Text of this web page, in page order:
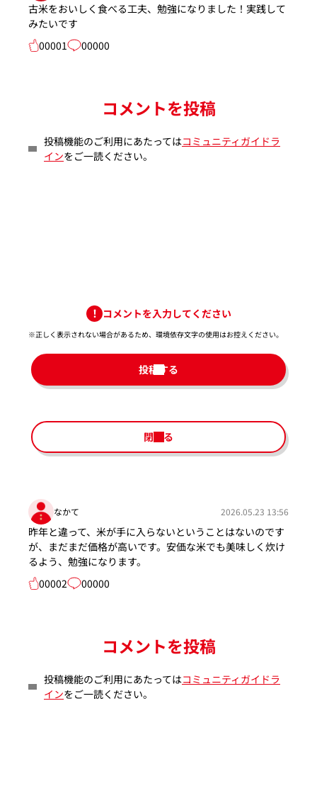
古米をおいしく食べる工夫、勉強になりました！実践して
みたいです
00001
00000
コメントを投稿
投稿機能のご利用にあたってはコミュニティガイドラ
インをご一読ください。
コメントを入力してください
※正しく表示されない場合があるため、環境依存文字の使用はお控えください。​
投稿する
閉じる
なかて 2026.05.23 13:56
昨年と違って、米が手に入らないということはないのです
が、まだまだ価格が高いです。安価な米でも美味しく炊け
るよう、勉強になります。
00002
00000
コメントを投稿
投稿機能のご利用にあたってはコミュニティガイドラ
インをご一読ください。